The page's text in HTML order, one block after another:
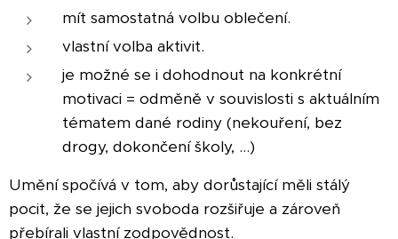
mít samostatná volbu oblečení.
vlastní volba aktivit.
je možné se i dohodnout na konkrétní
motivaci = odměně v souvislosti s aktuálním
tématem dané rodiny (nekouření, bez
drogy, dokončení školy, ...)
Umění spočívá v tom, aby dorůstající měli stálý
pocit, že se jejich svoboda rozšiřuje a zároveň
přebírali vlastní zodpovědnost.